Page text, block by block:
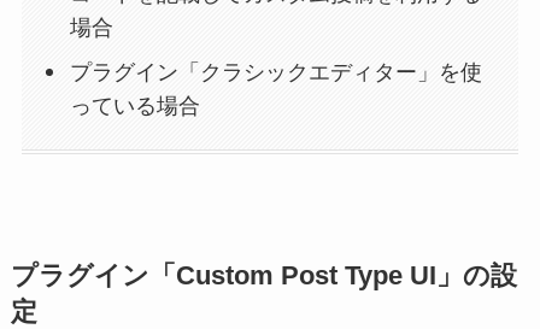
場合
プラグイン「クラシックエディター」を使
っている場合
プラグイン「Custom Post Type UI」の設
定